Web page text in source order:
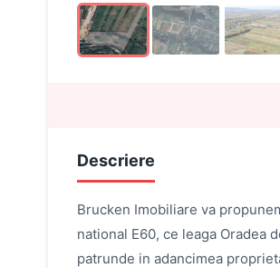
Descriere
Brucken Imobiliare va
national E60, ce leaga Oradea
patrunde in adancimea